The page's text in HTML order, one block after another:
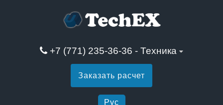
+7 (771) 235-36-36 - Техника
Заказать расчет
Рус